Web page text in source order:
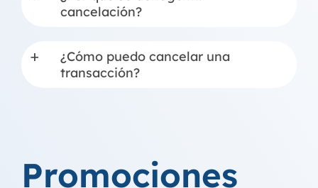
cancelación?
a
¿Cómo puedo cancelar una
transacción?
Promociones